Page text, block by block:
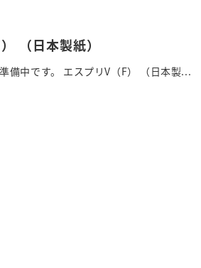
（日本製紙）
備中です。 エスプリV（F） （日本製...